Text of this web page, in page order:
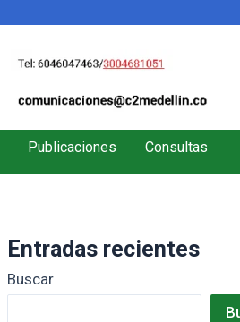
Publicaciones Consultas
Entradas recientes
Buscar